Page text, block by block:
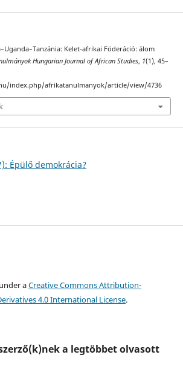
Kelet-afrikai Föderáció: álom
Hungarian Journal of African Studies, 1(1), 45–
index.php/afrikatanulmanyok/article/view/4736
Épülő demokrácia?
aCreative Commons Attribution-
4.0 International License.
a legtöbbet olvasott